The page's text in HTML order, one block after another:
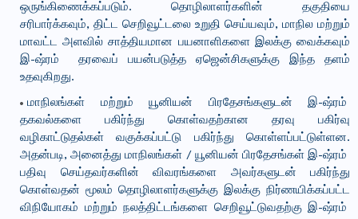
ஒருங்கிணைக்கப்படும். தொழிலாளர்களின் தகுதியை
சரிபார்க்கவும், திட்ட செறிவூட்டலை உறுதி செய்யவும், மாநில மற்றும்
மாவட்ட அளவில் சாத்தியமான பயனாளிகளை இலக்கு வைக்கவும்
இ-ஷ்ரம் தரவைப் பயன்படுத்த ஏஜென்சிகளுக்கு இந்த தளம்
உதவுகிறது.
மாநிலங்கள் மற்றும் யூனியன் பிரதேசங்களுடன் இ-ஷ்ரம்
தகவல்களை பகிர்ந்து கொள்வதற்கான தரவு பகிர்வு
வழிகாட்டுதல்கள் வகுக்கப்பட்டு பகிர்ந்து கொள்ளப்பட்டுள்ளன.
அதன்படி, அனைத்து மாநிலங்கள் / யூனியன் பிரதேசங்கள் இ-ஷ்ரம்
பதிவு செய்தவர்களின் விவரங்களை அவர்களுடன் பகிர்ந்து
கொள்வதன் மூலம் தொழிலாளர்களுக்கு இலக்கு நிர்ணயிக்கப்பட்ட
விநியோகம் மற்றும் நலத்திட்டங்களை செறிவூட்டுவதற்கு இ-ஷ்ரம்